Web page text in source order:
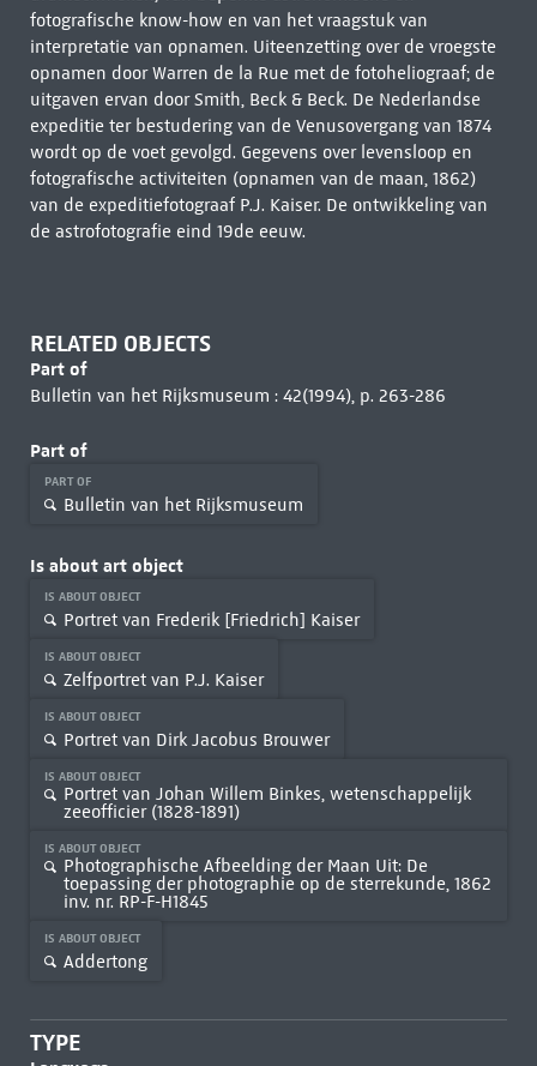
fotografische know-how en van het vraagstuk van
interpretatie van opnamen. Uiteenzetting over de vroegste
opnamen door Warren de la Rue met de fotoheliograaf; de
uitgaven ervan door Smith, Beck & Beck. De Nederlandse
expeditie ter bestudering van de Venusovergang van 1874
wordt op de voet gevolgd. Gegevens over levensloop en
fotografische activiteiten (opnamen van de maan, 1862)
van de expeditiefotograaf P.J. Kaiser. De ontwikkeling van
de astrofotografie eind 19de eeuw.
RELATED OBJECTS
Part of
Bulletin van het Rijksmuseum : 42(1994), p. 263-286
Part of
PART OF
Bulletin van het Rijksmuseum
Is about art object
IS ABOUT OBJECT
Portret van Frederik [Friedrich] Kaiser
IS ABOUT OBJECT
Zelfportret van P.J. Kaiser
IS ABOUT OBJECT
Portret van Dirk Jacobus Brouwer
IS ABOUT OBJECT
Portret van Johan Willem Binkes, wetenschappelijk
zeeofficier (1828-1891)
IS ABOUT OBJECT
Photographische Afbeelding der Maan Uit: De
toepassing der photographie op de sterrekunde, 1862
inv. nr. RP-F-H1845
IS ABOUT OBJECT
Addertong
TYPE